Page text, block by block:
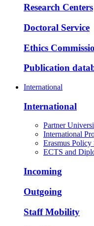
Research Centers
Doctoral Service
Ethics
Publication
International
International
Partner
International
Erasmus Policy
ECTS and
Incoming
Outgoing
Staff Mobility